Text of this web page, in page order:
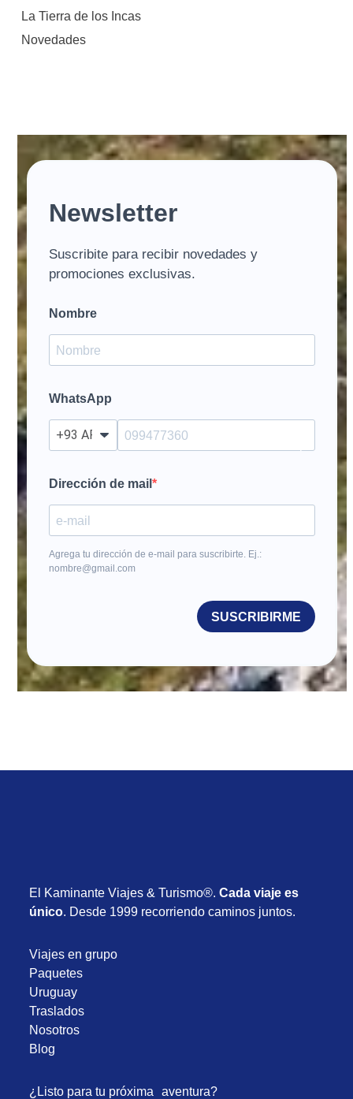
La Tierra de los Incas
Novedades
Newsletter
Suscribite para recibir novedades y
promociones exclusivas.
Nombre
WhatsApp
?
Dirección de mail
Agrega tu dirección de e-mail para suscribirte. Ej.:
nombre@gmail.com
SUSCRIBIRME
El Kaminante Viajes & Turismo®.Cada viaje es
único. Desde 1999 recorriendo caminos juntos.
Viajes en grupo
Paquetes
Uruguay
Traslados
Nosotros
Blog
¿Listo para tu próxima aventura?